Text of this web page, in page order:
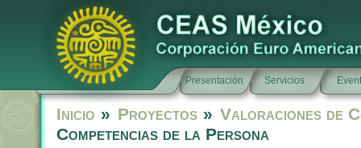
Presentación Servicios
Inicio » Proyectos » Valoraciones de
Competencias de la Persona